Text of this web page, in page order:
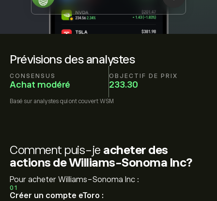
Prévisions des analystes
CONSENSUS
Achat modéré
OBJECTIF DE PRIX
233.30
Basé sur analystes qui ont couvert WSM
Comment puis-je acheter des
actions de Williams-Sonoma Inc?
Pour acheter Williams-Sonoma Inc :
01
Créer un compte eToro :